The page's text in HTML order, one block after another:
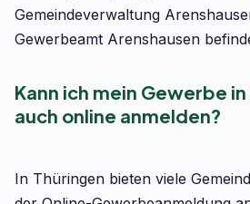
Gemeindeverwaltung
Gewerbeamt Arenshausen
Kann ich mein Gewerbe
auch online anmelden?
In Thüringen bieten viele